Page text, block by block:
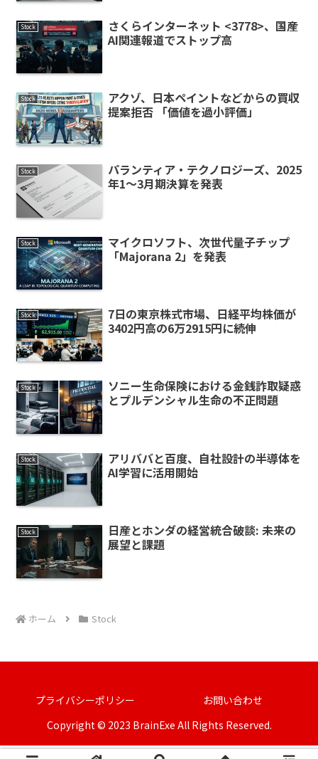
Stock
さくらインターネット <3778>、国産
AI関連報道でストップ高
Stock
アクゾ、日本ペイントなどからの買収
提案拒否 「価値を過小評価」
Stock
パランティア・テクノロジーズ、2025
年1〜3月期決算を発表
Stock
マイクロソフト、次世代量子チップ
「Majorana 2」を発表
Stock
7日の東京株式市場、日経平均株価が
3402円高の6万2915円に続伸
Stock
ソニー生命保険における金銭詐取疑惑
とプルデンシャル生命の不正問題
Stock
アリババと百度、自社設計の半導体を
AI学習に活用開始
Stock
日産とホンダの経営統合破談: 未来の
展望と課題
ホーム Stock
プライバシーポリシー
お問い合わせ
Copyright © 2023 BrainExe All Rights Reserved.